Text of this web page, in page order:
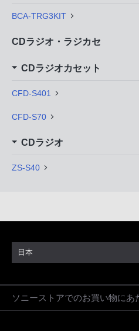
BCA-TRG3KIT
CDラジオ・ラジカセ
CDラジオカセット
CFD-S401
CFD-S70
CDラジオ
ZS-S40
日本
ソニーストアでのお買い物にあ